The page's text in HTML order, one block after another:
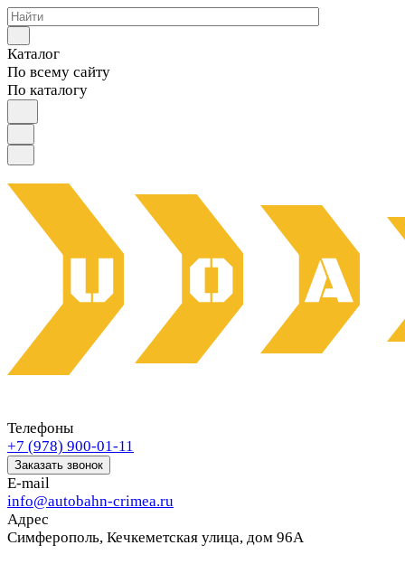
Каталог
По всему сайту
По каталогу
Телефоны
+7 (978) 900-01-11
Заказать звонок
E-mail
info@autobahn-crimea.ru
Адрес
Симферополь, Кечкеметская улица, дом 96А